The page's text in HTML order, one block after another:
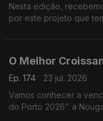
Nesta edição,
por este projeto que
O Melhor
Ep. 174
23 jul. 2026
Vamos conhecer a
do Porto 2026”: a